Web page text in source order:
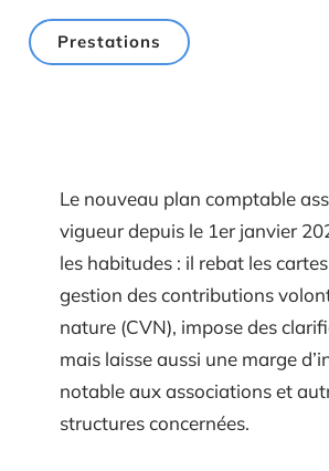
Prestations
Le nouveau plan comptable
vigueur depuis le 1er janvier
les habitudes : il rebat les
gestion des contributions
nature (CVN), impose des
mais laisse aussi une marge
notable aux associations et
structures concernées.